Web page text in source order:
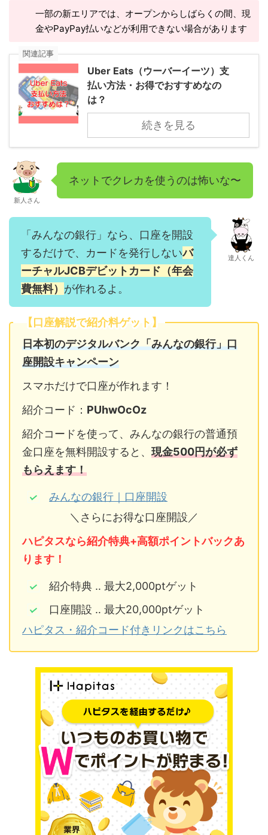
一部の新エリアでは、オープンからしばらくの間、現
金やPayPay払いなどが利用できない場合があります
関連記事
Uber Eats（ウーバーイーツ）支
払い方法・お得でおすすめなの
は？
続きを見る
新人さん
ネットでクレカを使うのは怖いな〜
「みんなの銀行」なら、口座を開設
するだけで、カードを発行しないバ
ーチャルJCBデビットカード（年会
費無料） が作れるよ。
達人くん
【口座解説で紹介料ゲット】
日本初のデジタルバンク「みんなの銀行」口
座開設キャンペーン
スマホだけで口座が作れます！
紹介コード： PUhwOcOz
紹介コードを使って、みんなの銀行の普通預
金口座を無料開設すると、 現金500円が必ず
もらえます！
みんなの銀行｜口座開設
＼さらにお得な口座開設／
ハピタスなら紹介特典+高額ポイントバックあ
ります！
紹介特典 ‥ 最大2,000ptゲット
口座開設 ‥ 最大20,000ptゲット
ハピタス・紹介コード付きリンクはこちら